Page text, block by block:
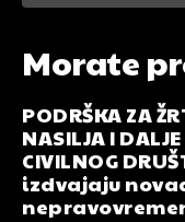
Morate
PODRŠKA ZA
NASILJA I
CIVILNOG
izdvajaju